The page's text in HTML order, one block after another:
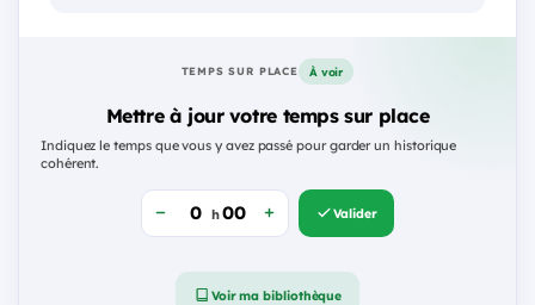
TEMPS SUR PLACE À voir
Mettre à jour votre temps sur place
Indiquez le temps que vous y avez passé pour garder un historique
cohérent.
h Valider
Voir ma bibliothèque